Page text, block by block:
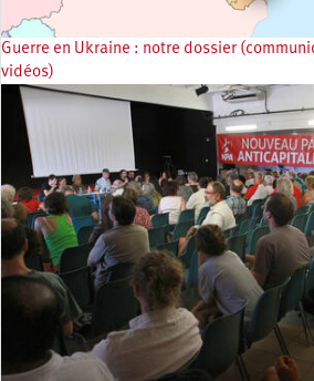
Guerre en Ukraine : notre dossier
vidéos)